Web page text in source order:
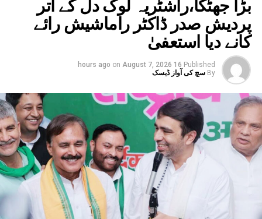
پردیش صدر ڈاکٹر راماشیش رائے
کانے دیا استعفیٰ
Published
16 hours ago
on August 7, 2026
By سچ کی آواز ڈیسک